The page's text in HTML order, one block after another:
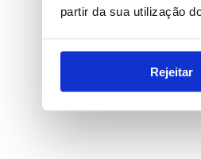
partir da sua utilização
Rejeitar